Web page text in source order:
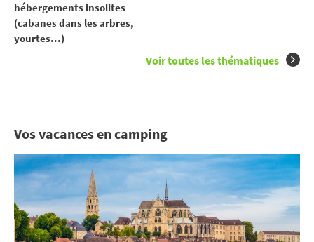
hébergements insolites
(cabanes dans les arbres,
yourtes...)
Voir toutes les thématiques
Vos vacances en camping